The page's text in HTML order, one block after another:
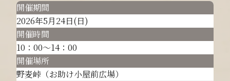
開催期間
2026年5月24日(日)
開催時間
10：00～14：00
開催場所
野麦峠（お助け小屋前広場）